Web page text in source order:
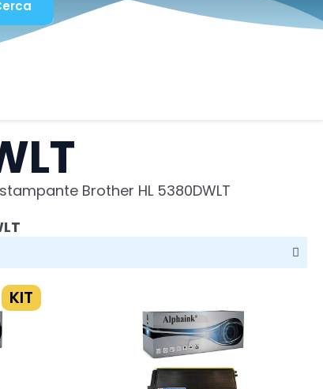
Brother HL 5380DWLT
KIT